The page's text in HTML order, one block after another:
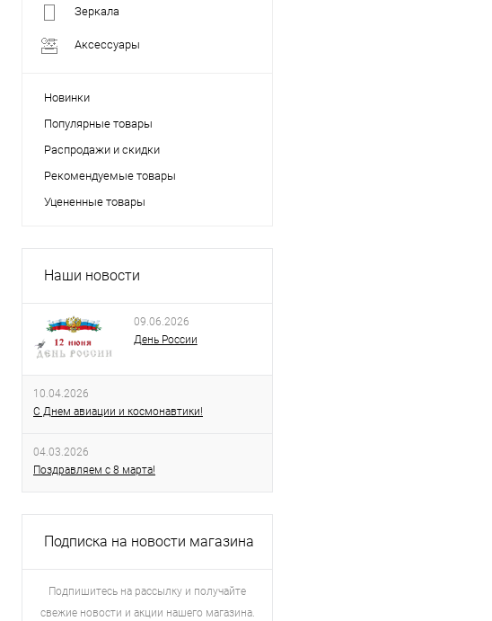
Зеркала
Аксессуары
Новинки
Популярные товары
Распродажи и скидки
Рекомендуемые товары
Уцененные товары
Наши новости
09.06.2026
День России
10.04.2026
С Днем авиации и космонавтики!
04.03.2026
Поздравляем с 8 марта!
Подписка на новости магазина
Подпишитесь на рассылку и получайте
свежие новости и акции нашего магазина.